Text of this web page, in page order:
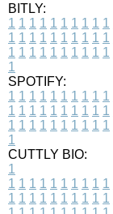
BITLY:
1 1 1 1 1 1 1 1 1 1
1 1 1 1 1 1 1 1 1 1
1 1 1 1 1 1 1 1 1 1
1
SPOTIFY:
1 1 1 1 1 1 1 1 1 1
1 1 1 1 1 1 1 1 1 1
1 1 1 1 1 1 1 1 1 1
1
CUTTLY BIO:
1
1 1 1 1 1 1 1 1 1 1
1 1 1 1 1 1 1 1 1 1